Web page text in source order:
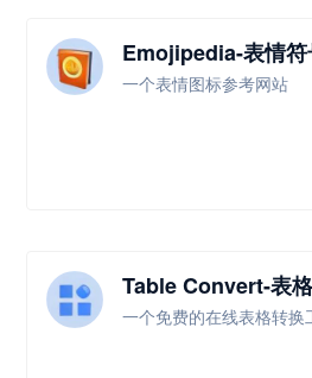
Emojipedia-表情
一个表情图标参考网站
Table Convert-表
一个免费的在线表格转换